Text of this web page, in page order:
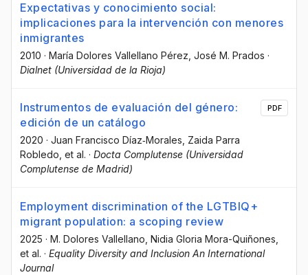
Expectativas y conocimiento social:
implicaciones para la intervención con menores
inmigrantes
2010 · María Dolores Vallellano Pérez , José M. Prados ·
Dialnet (Universidad de la Rioja)
Instrumentos de evaluación del género:
edición de un catálogo
2020 · Juan Francisco Díaz‐Morales , Zaida Parra
Robledo , et al. · Docta Complutense (Universidad
Complutense de Madrid)
PDF
Employment discrimination of the LGTBIQ+
migrant population: a scoping review
2025 · M. Dolores Vallellano , Nidia Gloria Mora-Quiñones
et al. · Equality Diversity and Inclusion An International
Journal